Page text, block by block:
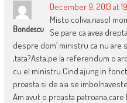
Bondescu
December 9, 2013 at
Misto coliva,nasol
Se pare ca avea
despre dom’ ministru ca nu are
,tata?Asta,pe la referendum o
cu el ministru.Cind ajung in
proasta si de aia se
Am avut o proasta